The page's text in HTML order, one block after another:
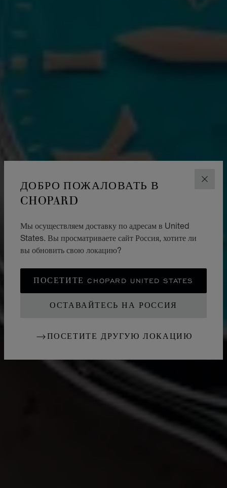
ДОБРО ПОЖАЛОВАТЬ В
CHOPARD
Мы осуществляем доставку по адресам в United
States. Вы просматриваете сайт Россия, хотите ли
вы обновить свою локацию?
ПОСЕТИТЕ CHOPARD UNITED STATES
ОСТАВАЙТЕСЬ НА РОССИЯ
ПОСЕТИТЕ ДРУГУЮ ЛОКАЦИЮ